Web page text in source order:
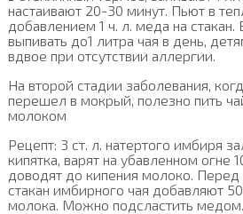
настаивают 20-30 минут. Пьют в
добавлением 1 ч. л. меда на
выпивать до1 литра чая в день,
вдвое при отсутствии аллергии.
На второй стадии заболевания,
перешел в мокрый, полезно пить
молоком
Рецепт: 3 ст. л. натертого имбиря
кипятка, варят на убавленном огне
доводят до кипения молоко. Перед
стакан имбирного чая добавляют
молока. Можно подсластить медом.